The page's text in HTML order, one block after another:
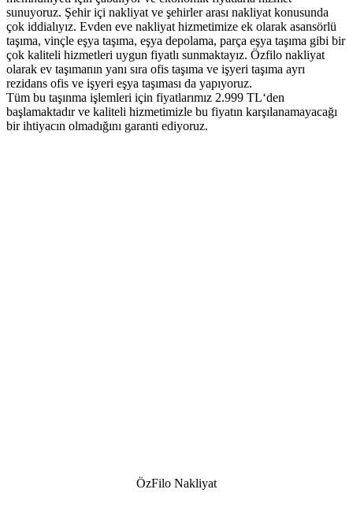
sunuyoruz. Şehir içi nakliyat ve şehirler arası nakliyat konusunda
çok iddialıyız. Evden eve nakliyat hizmetimize ek olarak asansörlü
taşıma, vinçle eşya taşıma, eşya depolama, parça eşya taşıma gibi bir
çok kaliteli hizmetleri uygun fiyatlı sunmaktayız. Özfilo nakliyat
olarak ev taşımanın yanı sıra ofis taşıma ve işyeri taşıma ayrı
rezidans ofis ve işyeri eşya taşıması da yapıyoruz.
Tüm bu taşınma işlemleri için fiyatlarımız 2.999 TL‘den
başlamaktadır ve kaliteli hizmetimizle bu fiyatın karşılanamayacağı
bir ihtiyacın olmadığını garanti ediyoruz.
ÖzFilo Nakliyat